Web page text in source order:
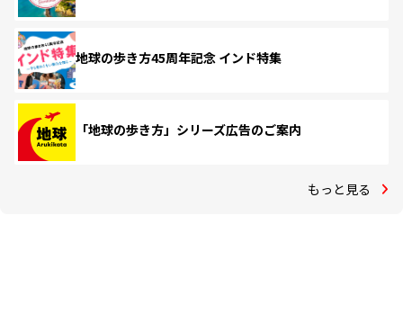
地球の歩き方45周年記念 インド特集
「地球の歩き方」シリーズ広告のご案内
もっと見る